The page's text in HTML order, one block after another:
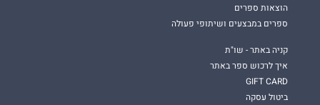
הוצאות ספרים
ספרים במבצעים ושיתופי פעולה
קניה באתר - שו"ת
איך לרכוש ספר באתר
GIFT CARD
ביטול עסקה